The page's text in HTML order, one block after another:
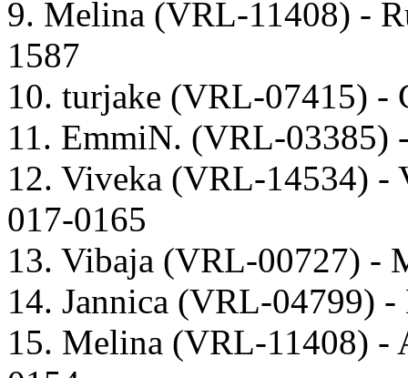
9. Melina (VRL-11408) -
1587
10. turjake (VRL-07415) -
11. EmmiN. (VRL-03385)
12. Viveka (VRL-14534) -
017-0165
13. Vibaja (VRL-00727) -
14. Jannica (VRL-04799)
15. Melina (VRL-11408) -